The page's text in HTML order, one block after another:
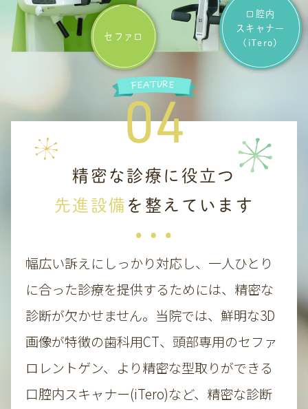
セファロ
口腔内
スキャナー
(iTero)
精密な診療に役立つ
先進設備 を整えています
幅広い訴えにしっかり対応し、一人ひとり
に合った診療を提供するためには、精密な
診断が欠かせません。当院では、鮮明な3D
画像が特徴の歯科用CT、 頭部専用のセファ
ロレントゲン、より精密な型取りができる
口腔内スキャナー(iTero)など、精密な診断